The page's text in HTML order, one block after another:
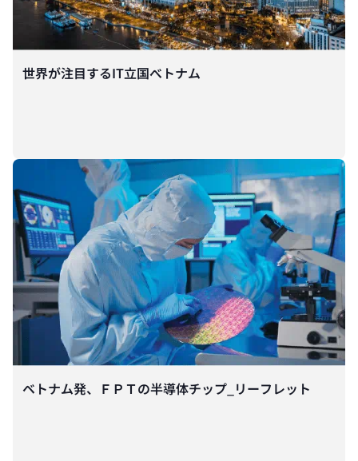
世界が注目するIT立国べトナム
ベトナム発、ＦＰＴの半導体チップ_リーフレット